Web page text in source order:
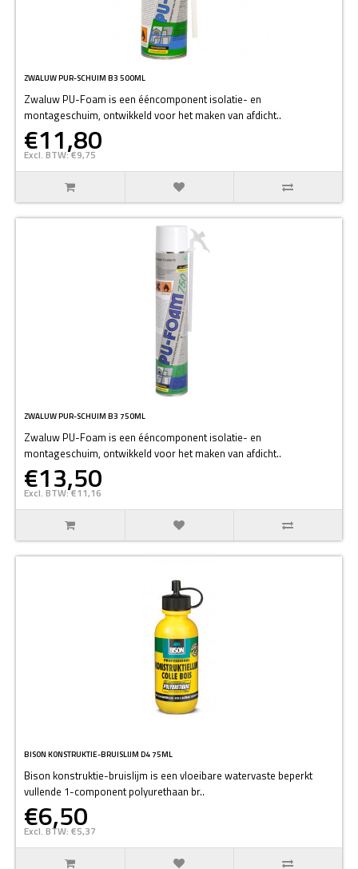
ZWALUW PUR-SCHUIM B3 500ML
Zwaluw PU-Foam is een ééncomponent isolatie- en
montageschuim, ontwikkeld voor het maken van afdicht..
€11,80
Excl. BTW: €9,75
ZWALUW PUR-SCHUIM B3 750ML
Zwaluw PU-Foam is een ééncomponent isolatie- en
montageschuim, ontwikkeld voor het maken van afdicht..
€13,50
Excl. BTW: €11,16
BISON KONSTRUKTIE-BRUISLIJM D4 75ML
Bison konstruktie-bruislijm is een vloeibare watervaste beperkt
vullende 1-component polyurethaan br..
€6,50
Excl. BTW: €5,37